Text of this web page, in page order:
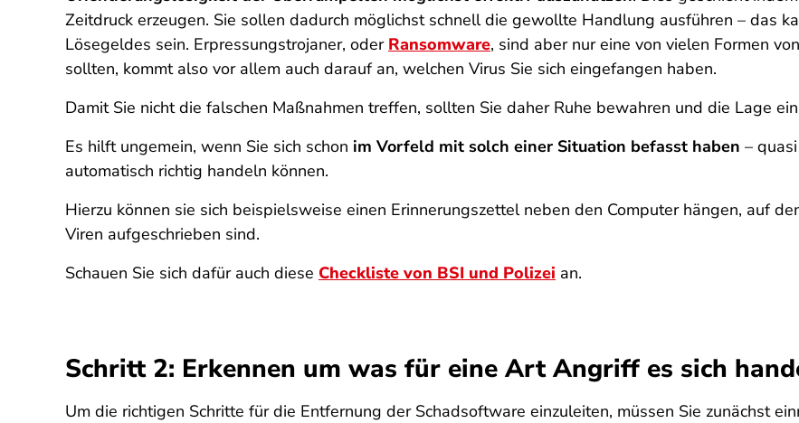
Zeitdruck erzeugen. Sie sollen dadurch möglichst schnell die gewollte Handlung ausführen – das
Lösegeldes sein. Erpressungstrojaner, oder Ransomware, sind aber nur eine von vielen Formen
sollten, kommt also vor allem auch darauf an, welchen Virus Sie sich eingefangen haben.
Damit Sie nicht die falschen Maßnahmen treffen, sollten Sie daher Ruhe bewahren und die Lage
Es hilft ungemein, wenn Sie sich schon im Vorfeld mit solch einer Situation befasst haben –
automatisch richtig handeln können.
Hierzu können sie sich beispielsweise einen Erinnerungszettel neben den Computer hängen, auf
Viren aufgeschrieben sind.
Schauen Sie sich dafür auch diese Checkliste von BSI und Polizei an.
Schritt 2: Erkennen um was für eine Art Angriff es sich
Um die richtigen Schritte für die Entfernung der Schadsoftware einzuleiten, müssen Sie zunächst